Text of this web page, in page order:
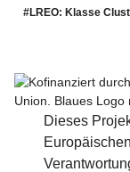
#LREO: Klasse
Dieses